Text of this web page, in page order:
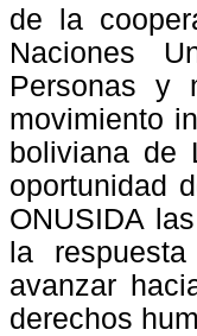
de la
Naciones
Personas y
movimiento
boliviana de
oportunidad
ONUSIDA
la
avanzar
derechos